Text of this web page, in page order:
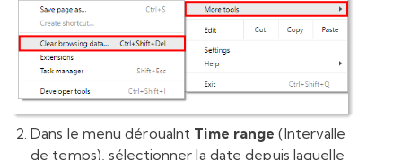
Dans le menu déroualnt Time range (Intervalle
de temps), sélectionner la date depuis laquelle